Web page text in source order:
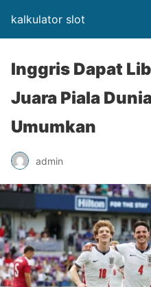
kalkulator slot
Inggris Dapat
Juara Piala
Umumkan
admin